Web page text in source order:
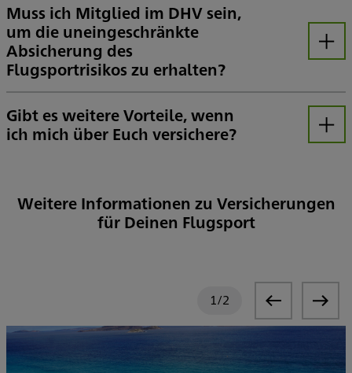
Muss ich Mitglied im DHV sein,
um die uneingeschränkte
Absicherung des
Flugsportrisikos zu erhalten?
Öffnen
Gibt es weitere Vorteile, wenn
ich mich über Euch versichere?
Öffnen
Weitere Informationen zu Versicherungen
für Deinen Flugsport
1/2